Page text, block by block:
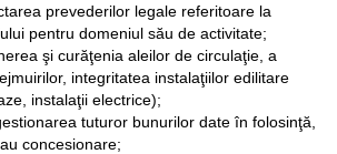
prevederilor legale referitoare la
pentru domeniul său de activitate;
şi curăţenia aleilor de circulaţie, a
integritatea instalaţiilor edilitare
instalaţii electrice);
tuturor bunurilor date în folosinţă,
concesionare;